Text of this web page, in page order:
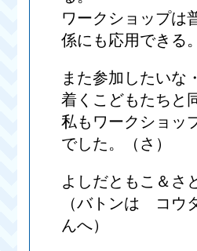
ワークショップは
係にも応用できる。
また参加したいな
着くこどもたちと
私もワークショッ
でした。（さ）
よしだともこ＆さ
（バトンは コウ
んへ）